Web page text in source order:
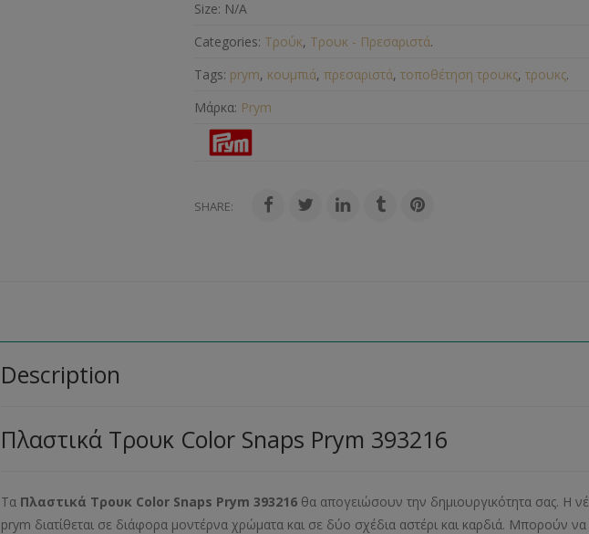
Size: N/A
Categories: Τρούκ, Τρουκ - Πρεσαριστά.
Tags: prym, κουμπιά,πρεσαριστά,τοποθέτηση τρουκς,τρουκς.
Μάρκα: Prym
SHARE:
Description
Πλαστικά Τρουκ Color Snaps Prym 393216
Τα Πλαστικά Τρουκ Color Snaps Prym 393216 θα απογειώσουν την δημιουργικότητα σας. Η
prym διατίθεται σε διάφορα μοντέρνα χρώματα και σε δύο σχέδια αστέρι και καρδιά. Μπορούν